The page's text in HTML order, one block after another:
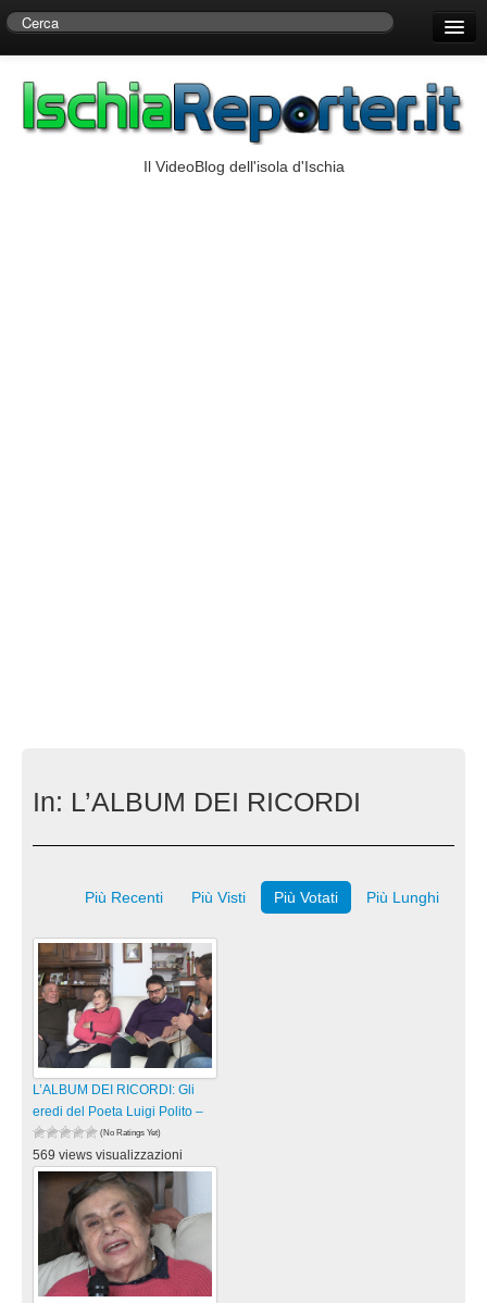
Centro di Ricerche Storiche D’Ambra
Il VideoBlog dell'isola d'Ischia
In: L’ALBUM DEI RICORDI
Più Recenti Più Visti Più Votati Più Lunghi
L’ALBUM DEI RICORDI: Gli
eredi del Poeta Luigi Polito –
(No Ratings Yet)
569 views visualizzazioni